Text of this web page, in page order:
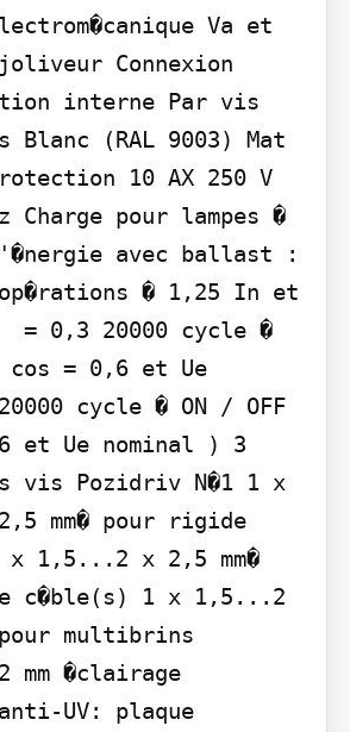
Va et
Connexion
interne Par vis
(RAL 9003) Mat
10 AX 250 V
Charge pour lampes �
avec ballast :
op�rations � 1,25 In et
= 0,3 20000 cycle �
cos = 0,6 et Ue
cycle � ON / OFF
et Ue nominal ) 3
vis Pozidriv N�1 1 x
mm� pour rigide
1,5...2 x 2,5 mm�
c�ble(s) 1 x 1,5...2
pour multibrins
mm �clairage
UV: plaque